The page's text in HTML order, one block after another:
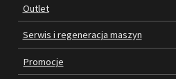
PROMOCJE
REGULAMIN
KATALOGI
OBRABIARKI DO DREWNA
Outlet
Serwis i regeneracja maszyn
Promocje